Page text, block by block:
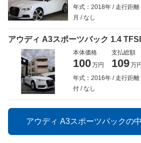
年式：2018年
走行距
月
なし
アウディ A3スポーツバック 1.4 TFSI
本体価格
100万円
支払総額
109万円
年式：2016年
走行距
付
なし
アウディ A3スポーツバックの